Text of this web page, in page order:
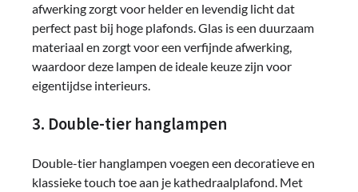
afwerking zorgt voor helder en levendig licht dat
perfect past bij hoge plafonds. Glas is een duurzaam
materiaal en zorgt voor een verfijnde afwerking,
waardoor deze lampen de ideale keuze zijn voor
eigentijdse interieurs.
3. Double-tier hanglampen
Double-tier hanglampen voegen een decoratieve en
klassieke touch toe aan je kathedraalplafond. Met